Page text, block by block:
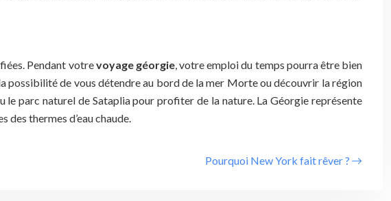
Pendant votrevoyage géorgie, votre emploi du temps pourra être bien
possibilité de vous détendre au bord de la mer Morte ou découvrir la région
parc naturel de Sataplia pour profiter de la nature. La Géorgie représente
thermes d’eau chaude.
Pourquoi New York fait rêver ?